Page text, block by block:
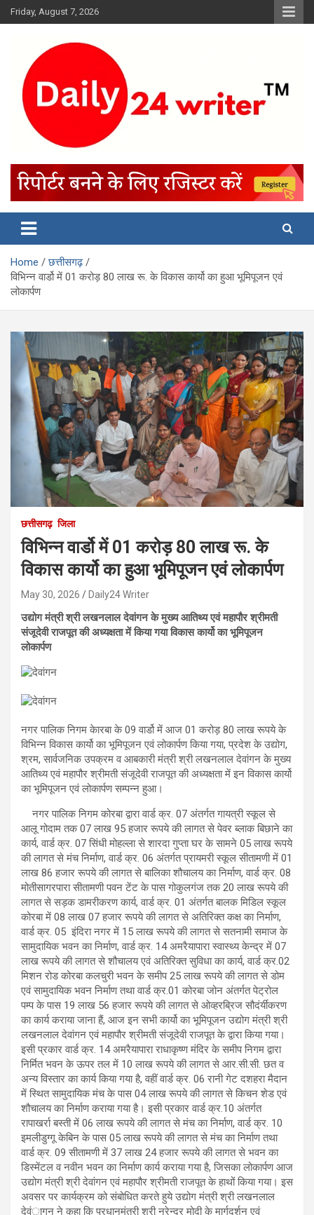
Skip
to
Friday, August 7, 2026
Home
छत्तीसगढ़
विभिन्न वार्डो में 01 करोड़ 80 लाख रू. के विकास कार्यो का हुआ भूमिपूजन एवं
लोकार्पण
छत्तीसगढ़ जिला
विभिन्न वार्डो में 01 करोड़ 80 लाख रू. के
विकास कार्यो का हुआ भूमिपूजन एवं लोकार्पण
May 30, 2026 Daily24 Writer
उद्योग मंत्री श्री लखनलाल देवांगन के मुख्य आतिथ्य एवं महापौर श्रीमती
संजूदेवी राजपूत की अध्यक्षता में किया गया विकास कार्यो का भूमिपूजन
लोकार्पण
नगर पालिक निगम केारबा के 09 वार्डो में आज 01 करोड़ 80 लाख रूपये के
विभिन्न विकास कार्यो का भूमिपूजन एवं लोकार्पण किया गया, प्रदेश के उद्योग,
श्रम, सार्वजनिक उपक्रम व आबकारी मंत्री श्री लखनलाल देवांगन के मुख्य
आतिथ्य एवं महापौर श्रीमती संजूदेवी राजपूत की अध्यक्षता में इन विकास कार्यो
का भूमिपूजन एवं लोकार्पण सम्पन्न हुआ।
नगर पालिक निगम कोरबा द्वारा वार्ड क्र. 07 अंतर्गत गायत्री स्कूल से
आलू गोदाम तक 07 लाख 95 हजार रूपये की लागत से पेवर ब्लाक बिछाने का
कार्य, वार्ड क्र. 07 सिंधी मोहल्ला से शारदा गुप्ता घर के सामने 05 लाख रूपये
की लागत से मंच निर्माण, वार्ड क्र. 06 अंतर्गत प्रायमरी स्कूल सीतामणी में 01
लाख 86 हजार रूपये की लागत से बालिका शौचालय का निर्माण, वार्ड क्र. 08
मोतीसागरपारा सीतामणी पवन टेंट के पास गोकुलगंज तक 20 लाख रूपये की
लागत से सड़क डामरीकरण कार्य, वार्ड क्र. 01 अंतर्गत बालक मिडिल स्कूल
कोरबा में 08 लाख 07 हजार रूपये की लागत से अतिरिक्त कक्ष का निर्माण,
वार्ड क्र. 05 इंदिरा नगर में 15 लाख रूपये की लागत से सतनामी समाज के
सामुदायिक भवन का निर्माण, वार्ड क्र. 14 अमरैयापारा स्वास्थ्य केन्द्र में 07
लाख रूपये की लागत से शौचालय एवं अतिरिक्त सुविधा का कार्य, वार्ड क्र.02
मिशन रोड कोरबा कलचुरी भवन के समीप 25 लाख रूपये की लागत से डोम
एवं सामुदायिक भवन निर्माण तथा वार्ड क्र.01 कोरबा जोन अंतर्गत पेट्रोल
पम्प के पास 19 लाख 56 हजार रूपये की लागत से ओव्हरब्रिज सौदंर्यीकरण
का कार्य कराया जाना हैं, आज इन सभी कार्यो का भूमिपूजन उद्योग मंत्री श्री
लखनलाल देवांगन एवं महापौर श्रीमती संजूदेवी राजपूत के द्वारा किया गया।
इसी प्रकार वार्ड क्र. 14 अमरैयापारा राधाकृष्ण मंदिर के समीप निगम द्वारा
निर्मित भवन के ऊपर तल में 10 लाख रूपये की लागत से आर.सी.सी. छत व
अन्य विस्तार का कार्य किया गया है, वहीं वार्ड क्र. 06 रानी गेट दशहरा मैदान
में स्थित सामुदायिक मंच के पास 04 लाख रूपये की लागत से किचन शेड एवं
शौचालय का निर्माण कराया गया है। इसी प्रकार वार्ड क्र.10 अंतर्गत
रापाखर्रा बस्ती में 06 लाख रूपये की लागत से मंच का निर्माण, वार्ड क्र. 10
इमलीडुग्गू केबिन के पास 05 लाख रूपये की लागत से मंच का निर्माण तथा
वार्ड क्र. 09 सीतामणी में 37 लाख 24 हजार रूपये की लागत से भवन का
डिस्मेंटल व नवीन भवन का निर्माण कार्य कराया गया है, जिसका लोकार्पण आज
उद्योग मंत्री श्री देवांगन एवं महापौर श्रीमती राजपूत के हाथों किया गया। इस
अवसर पर कार्यक्रम को संबोधित करते हुये उद्योग मंत्री श्री लखनलाल
देवंागन ने कहा कि प्रधानमंत्री श्री नरेन्द्र मोदी के मार्गदर्शन एवं